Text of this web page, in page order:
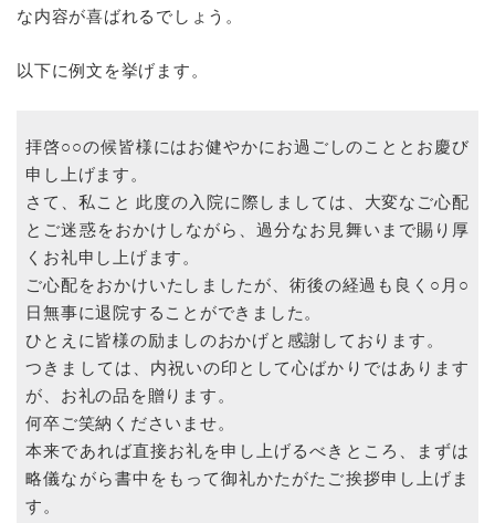
な内容が喜ばれるでしょう。
以下に例文を挙げます。
拝啓○○の候皆様にはお健やかにお過ごしのこととお慶び
申し上げます。
さて、私こと 此度の入院に際しましては、大変なご心配
とご迷惑をおかけしながら、過分なお見舞いまで賜り厚
くお礼申し上げます。
ご心配をおかけいたしましたが、術後の経過も良く○月○
日無事に退院することができました。
ひとえに皆様の励ましのおかげと感謝しております。
つきましては、内祝いの印として心ばかりではあります
が、お礼の品を贈ります。
何卒ご笑納くださいませ。
本来であれば直接お礼を申し上げるべきところ、まずは
略儀ながら書中をもって御礼かたがたご挨拶申し上げま
す。